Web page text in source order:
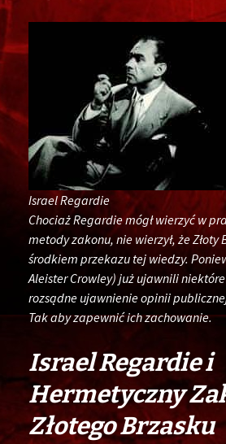
Israel Regardie
Chociaż Regardie mógł wierzyć w
metody zakonu, nie wierzył, że Złoty
środkiem przekazu tej wiedzy.
Aleister Crowley) już ujawnili niektóre
rozsądne ujawnienie opinii
Tak aby zapewnić ich zachowanie.
Israel Regardie i
Hermetyczny
Złotego Brzasku